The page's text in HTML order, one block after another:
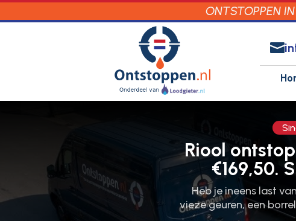
ONTSTOPPEN

Riool
€169,50.
Heb je ineens last
vieze geuren, een